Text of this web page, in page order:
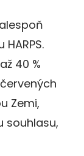
40 %
Zemi,
souhlasu,